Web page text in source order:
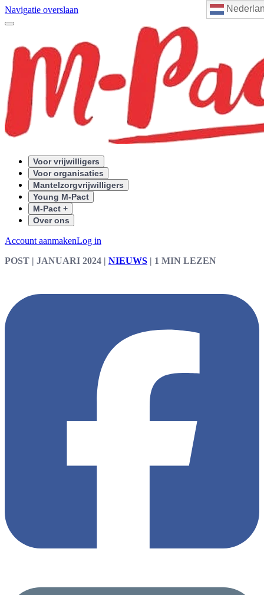
Navigatie overslaan
Voor vrijwilligers
Voor organisaties
Mantelzorgvrijwilligers
Young M-Pact
M-Pact +
Over ons
Account aanmakenLog in
POST | JANUARI 2024 | NIEUWS | 1 MIN LEZEN